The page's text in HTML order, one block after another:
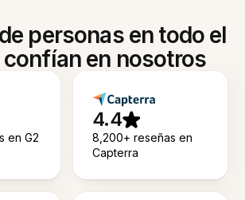
personas en todo el
en nosotros
en G2
4.4
8,200+ reseñas en
Capterra